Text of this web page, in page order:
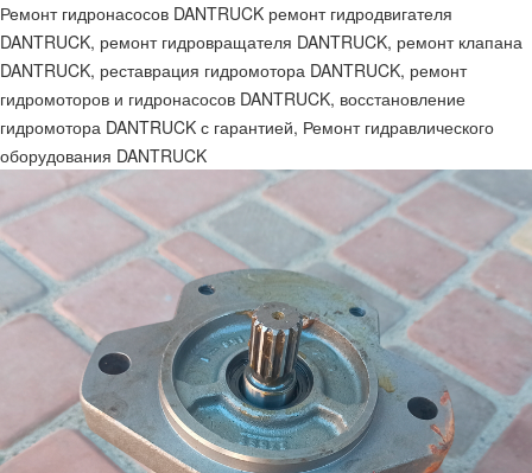
Ремонт гидронасосов DANTRUCK ремонт гидродвигателя
DANTRUCK, ремонт гидровращателя DANTRUCK, ремонт клапана
DANTRUCK, реставрация гидромотора DANTRUCK, ремонт
гидромоторов и гидронасосов DANTRUCK, восстановление
гидромотора DANTRUCK с гарантией, Ремонт гидравлического
оборудования DANTRUCK